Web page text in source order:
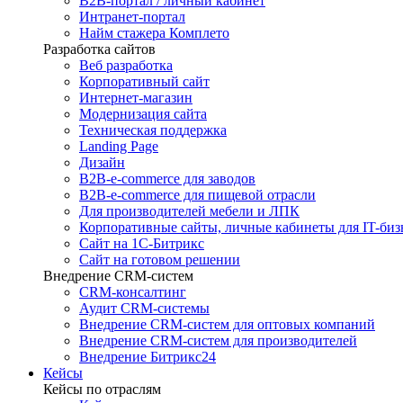
Интранет-портал
Найм стажера Комплето
Разработка сайтов
Веб разработка
Корпоративный сайт
Интернет-магазин
Модернизация сайта
Техническая поддержка
Landing Page
Дизайн
B2B-e-commerce для заводов
B2B-e-commerce для пищевой отрасли
Для производителей мебели и ЛПК
Корпоративные сайты, личные кабинеты для IT-
Сайт на 1С-Битрикс
Сайт на готовом решении
Внедрение CRM-систем
CRM-консалтинг
Аудит CRM-системы
Внедрение CRM-систем для оптовых компаний
Внедрение CRM-систем для производителей
Внедрение Битрикс24
Кейсы
Кейсы по отраслям